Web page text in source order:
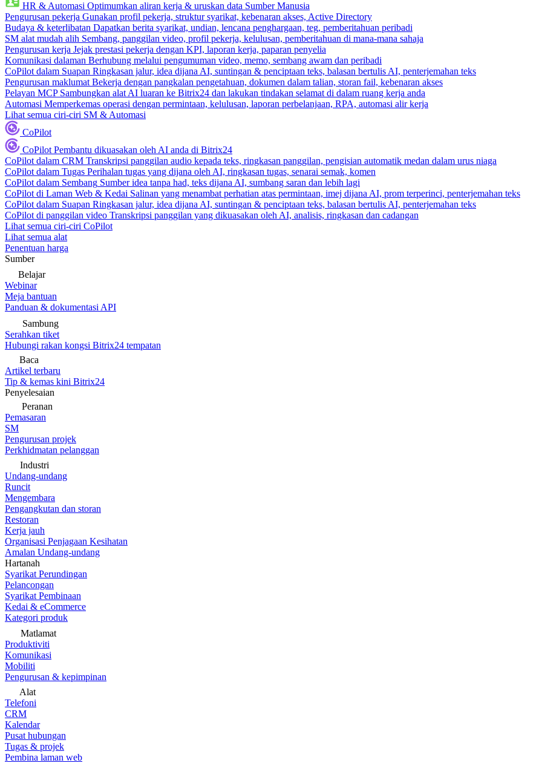
HR & Automasi Optimumkan aliran kerja & uruskan data Sumber Manusia
Pengurusan pekerja Gunakan profil pekerja, struktur syarikat, kebenaran akses, Active Directory
Budaya & keterlibatan Dapatkan berita syarikat, undian, lencana penghargaan, teg, pemberitahuan peribadi
SM alat mudah alih Sembang, panggilan video, profil pekerja, kelulusan, pemberitahuan di mana-mana sahaja
Pengurusan kerja Jejak prestasi pekerja dengan KPI, laporan kerja, paparan penyelia
Komunikasi dalaman Berhubung melalui pengumuman video, memo, sembang awam dan peribadi
CoPilot dalam Suapan Ringkasan jalur, idea dijana AI, suntingan & penciptaan teks, balasan bertulis AI, penterjemahan teks
Pengurusan maklumat Bekerja dengan pangkalan pengetahuan, dokumen dalam talian, storan fail, kebenaran akses
Pelayan MCP Sambungkan alat AI luaran ke Bitrix24 dan lakukan tindakan selamat di dalam ruang kerja anda
Automasi Memperkemas operasi dengan permintaan, kelulusan, laporan perbelanjaan, RPA, automasi alir kerja
Lihat semua ciri-ciri SM & Automasi
CoPilot
CoPilot Pembantu dikuasakan oleh AI anda di Bitrix24
CoPilot dalam CRM Transkripsi panggilan audio kepada teks, ringkasan panggilan, pengisian automatik medan dalam urus niaga
CoPilot dalam Tugas Perihalan tugas yang dijana oleh AI, ringkasan tugas, senarai semak, komen
CoPilot dalam Sembang Sumber idea tanpa had, teks dijana AI, sumbang saran dan lebih lagi
CoPilot di Laman Web & Kedai Salinan yang menambat perhatian atas permintaan, imej dijana AI, prom terperinci, penterjemahan teks
CoPilot dalam Suapan Ringkasan jalur, idea dijana AI, suntingan & penciptaan teks, balasan bertulis AI, penterjemahan teks
CoPilot di panggilan video Transkripsi panggilan yang dikuasakan oleh AI, analisis, ringkasan dan cadangan
Lihat semua ciri-ciri CoPilot
Lihat semua alat
Penentuan harga
Sumber
Belajar
Webinar
Meja bantuan
Panduan & dokumentasi API
Sambung
Serahkan tiket
Hubungi rakan kongsi Bitrix24 tempatan
Baca
Artikel terbaru
Tip & kemas kini Bitrix24
Penyelesaian
Peranan
Pemasaran
SM
Pengurusan projek
Perkhidmatan pelanggan
Industri
Undang-undang
Runcit
Mengembara
Pengangkutan dan storan
Restoran
Kerja jauh
Organisasi Penjagaan Kesihatan
Amalan Undang-undang
Hartanah
Syarikat Perundingan
Pelancongan
Syarikat Pembinaan
Kedai & eCommerce
Kategori produk
Matlamat
Produktiviti
Komunikasi
Mobiliti
Pengurusan & kepimpinan
Alat
Telefoni
CRM
Kalendar
Pusat hubungan
Tugas & projek
Pembina laman web